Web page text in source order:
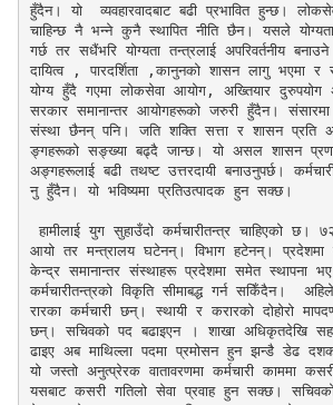
हुँदैन। यो  व्यवहारवादबाट बढी प्रभावित हुन्छ।
चाहिन्छ नै भन्ने कुनै स्थापित नीति छैन। यसले योग्यता
गर्छ तर सधैंभरि योग्यता तन्त्रलाई अपरिवर्तनीय
दायित्व , पारदर्शिता ,कानुनको शासन लागु भएमा र
योग्य हुँदै गएमा लोकसेवा आयोग, अख्तियार दुरुपयोग
सरकार समानान्तर आयोगहरूको जरुरी हुँदैन।
संस्था छैनन् पनि। जति शक्ति सत्ता र शासन प्रति
ङ्गहरूको सङ्ख्या बढ्दै जान्छ। यो असल शासन
अङ्गहरूलाई बढी तथष्ट उत्तरदायी बनाउनुपर्छ।
नु हुँदैन। यो भविष्यमा प्रतिउत्पादक हुन सक्छ।
आयो तर मन्त्रालय घटेनन्। विभाग हटेनन्।
केन्द्र समानान्तर संस्थाहरू प्रदेशमा समेत स्थापना
कर्मचारीतन्त्रको विकृति सीमाबद्ध गर्न सकिँदैन।
रारका कर्मचारी छन्। स्थायी र करारको दोहोरो
छन्। सचिवको पद बढाइएन । शाखा अधिकृतदेखि
ढाइए अब माथिल्ला पदमा प्रमोसन हुन झन्डै डेढ
यो जस्तो अनुत्प्रेरक वातावरणमा कर्मचारी काममा
यसबाट कसरी गतिलो सेवा प्रवाह हुन सक्छ।